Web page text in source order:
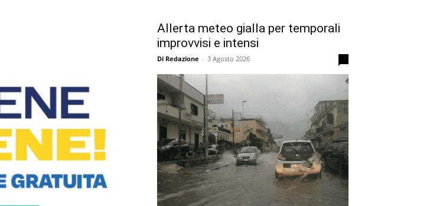
Allerta meteo gialla per temporali
improvvisi e intensi
Di Redazione - 3 Agosto 2026